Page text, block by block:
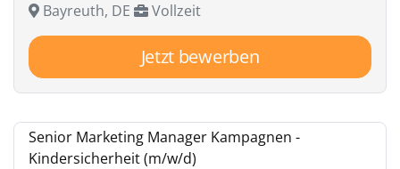
Bayreuth, DE Vollzeit
Jetzt bewerben
Senior Marketing Manager Kampagnen -
Kindersicherheit (m/w/d)